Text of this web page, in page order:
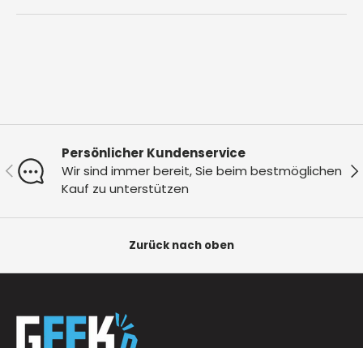
Vorherige
Persönlicher Kundenservice
Wir sind immer bereit, Sie beim bestmöglichen
Kauf zu unterstützen
Zurück nach oben